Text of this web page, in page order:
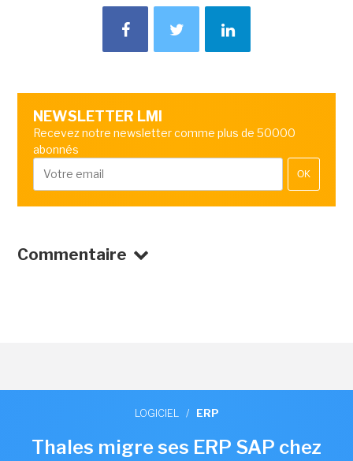
NEWSLETTER LMI
Recevez notre newsletter comme plus de 50000
abonnés
OK
Commentaire
LOGICIEL / ERP
Thales migre ses ERP SAP chez